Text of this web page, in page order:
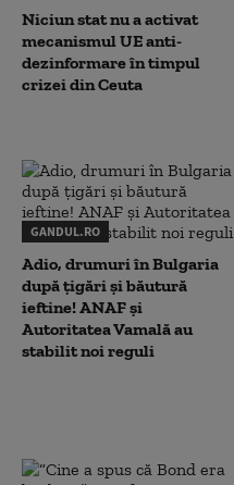
Niciun stat nu a activat
mecanismul UE anti-
dezinformare în timpul
crizei din Ceuta
GANDUL.RO
Adio, drumuri în Bulgaria
după țigări și băutură
ieftine! ANAF și
Autoritatea Vamală au
stabilit noi reguli